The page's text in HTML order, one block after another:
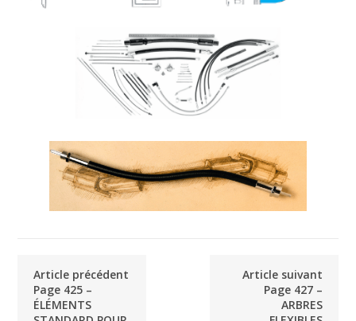
Article précédent
Page 425 –
ÉLÉMENTS
Article suivant
Page 427 –
ARBRES